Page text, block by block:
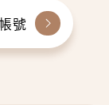
號